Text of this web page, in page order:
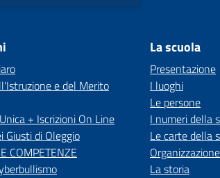
e del Merito
+ Iscrizioni On Line
Giusti di Oleggio
COMPETENZE
La scuola
Presentazione
I luoghi
Le persone
I numeri della
Le carte della
Organizzazione
La storia